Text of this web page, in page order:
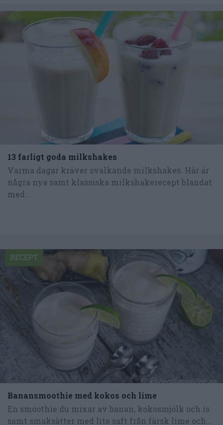
13 farligt goda milkshakes
Varma dagar kräver svalkande milkshakes. Här är
några nya samt klassiska milkshakerecept blandat
med...
Banansmoothie med kokos och lime
En smoothie du mixar av banan, kokosmjölk och is
samt smaksätter med lite saft från färsk lime och...
RECEPT